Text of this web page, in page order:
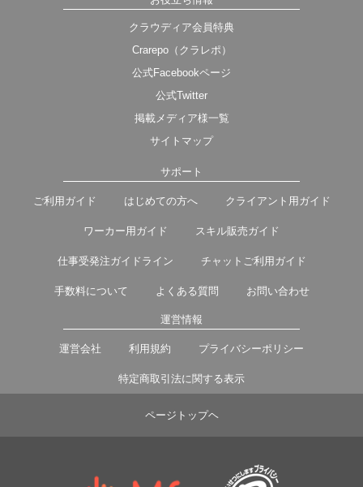
クラウディア会員特典
Crarepo（クラレポ）
公式Facebookページ
公式Twitter
掲載メディア様一覧
サイトマップ
サポート
ご利用ガイド はじめての方へ クライアント用ガイド
ワーカー用ガイド スキル販売ガイド
仕事受発注ガイドライン チャットご利用ガイド
手数料について よくある質問 お問い合わせ
運営情報
運営会社 利用規約 プライバシーポリシー
特定商取引法に関する表示
ページトップヘ